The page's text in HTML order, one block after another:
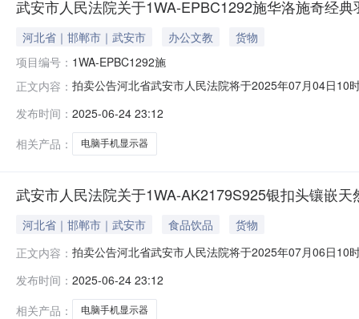
武安市人民法院关于1WA-EPBC1292施华洛施奇经
河北省｜邯郸市｜武安市 办公文教
货物
项目编号： 1WA-EPBC1292施
正文内容： 拍卖公告河北省武安市人民法院将于2025年07月04日10
示页中的市场价仅为平台默认填写，不能作为实际市场
图片
发布时间： 2025-06-24 23:12
相关产品：
电脑手机显示器
武安市人民法院关于1WA-AK2179S925银扣头镶嵌
河北省｜邯郸市｜武安市 食品饮品
货物
正文内容： 拍卖公告河北省武安市人民法院将于2025年07月06日10
示页中的市场价仅为平台默认填写，不能作为实际市场
图片
发布时间： 2025-06-24 23:12
相关产品：
电脑手机显示器